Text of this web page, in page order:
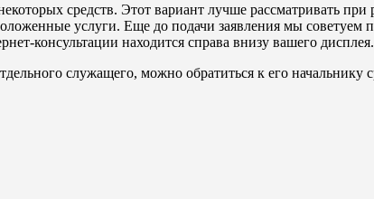
средств. Этот вариант лучше рассматривать
услуги. Еще до подачи заявления мы
консультации находится справа внизу вашего дисплея.
служащего, можно обратиться к его начальнику